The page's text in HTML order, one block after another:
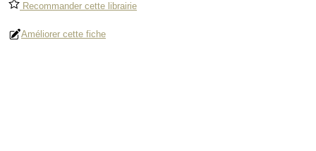
Recommander cette librairie
Améliorer cette fiche